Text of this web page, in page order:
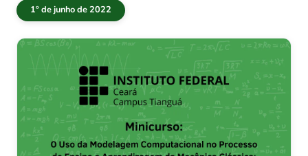
1º de junho de 2022